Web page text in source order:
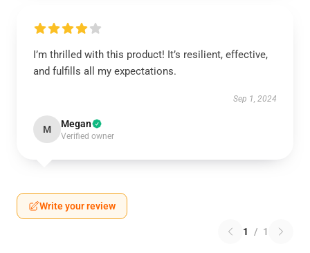
I’m thrilled with this product! It’s resilient, effective,
and fulfills all my expectations.
Sep 1, 2024
M Megan
Verified owner
Write your review
1 / 1